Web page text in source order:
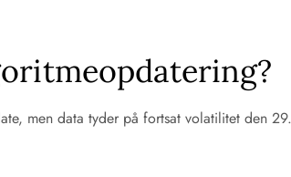
men data tyder på fortsat volatilitet den